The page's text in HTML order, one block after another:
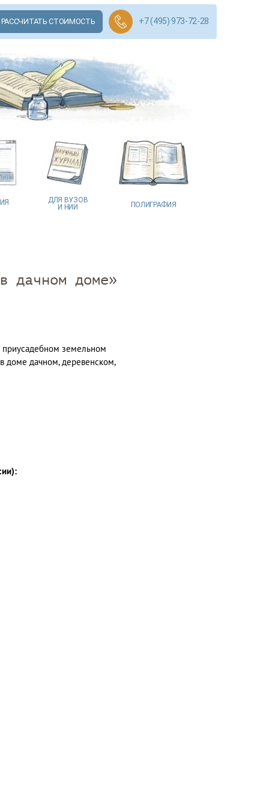
РАССЧИТАТЬ СТОИМОСТЬ +7 (495) 973-72-28
ДЛЯ ВУЗОВ
И НИИ
ПОЛИГРАФИЯ
дачном доме»
приусадебном земельном
доме дачном, деревенском,